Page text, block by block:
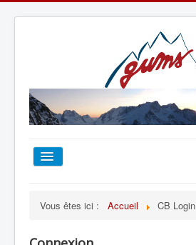
Vous êtes ici : Accueil CB Login